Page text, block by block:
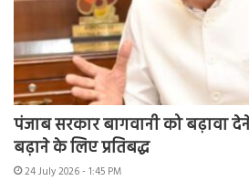
पंजाब सरकार बागवानी को बढ़ावा
बढ़ाने के लिए प्रतिबद्ध
24 July 2026 - 1:45 PM